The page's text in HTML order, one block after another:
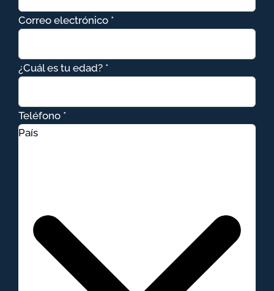
Correo electrónico *
¿Cuál es tu edad? *
Teléfono *
País